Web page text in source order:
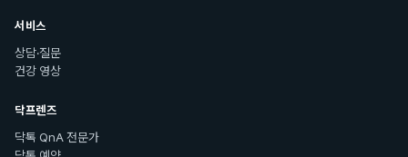
서비스
상담·질문
건강 영상
닥프렌즈
닥톡 QnA 전문가